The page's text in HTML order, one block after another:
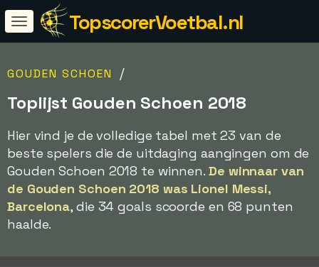
TopscorerVoetbal.nl
GOUDEN SCHOEN /
Toplijst Gouden Schoen 2018
Hier vind je de volledige tabel met 23 van de
beste spelers die de uitdaging aangingen om de
Gouden Schoen 2018 te winnen. De winnaar van
de Gouden Schoen 2018 was Lionel Messi,
Barcelona, die 34 goals scoorde en 68 punten
haalde.